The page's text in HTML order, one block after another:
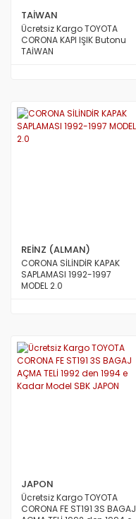
TAİWAN
Ücretsiz Kargo TOYOTA
CORONA KAPI IŞIK Butonu
TAİWAN
REİNZ (ALMAN)
CORONA SİLİNDİR KAPAK
SAPLAMASI 1992-1997
MODEL 2.0
JAPON
Ücretsiz Kargo TOYOTA
CORONA FE ST191 3S BAGAJ